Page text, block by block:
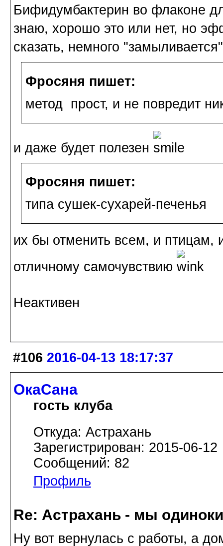
Бифидумбактерин во флаконе
знаю, хорошо это или нет, но
сказать, немного
Фросяня пишет:
метод прост, и не повредит
и даже будет полезен
Фросяня пишет:
типа сушек-сухарей-печенья
их бы отменить всем, и птицам,
отличному самочувствию
Неактивен
#106 2016-04-13 18:17:37
ОкаСана
гость клуба
Откуда: Астрахань
Зарегистрирован: 2015-06-12
Сообщений: 82
Профиль
Re: Астрахань - мы
Ну вот вернулась с работы, а